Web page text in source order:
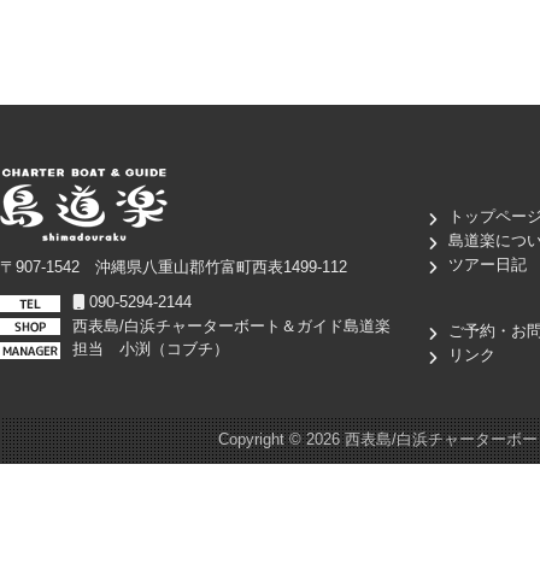
〒907-1542 沖縄県八重山郡竹富町西表1499-112
090-5294-2144
西表島/白浜チャーターボート＆ガイド島道楽
担当 小渕（コブチ）
トップペー
島道楽につ
ツアー日記
ご予約・お
リンク
Copyright ©2026 西表島/白浜チャーターボ